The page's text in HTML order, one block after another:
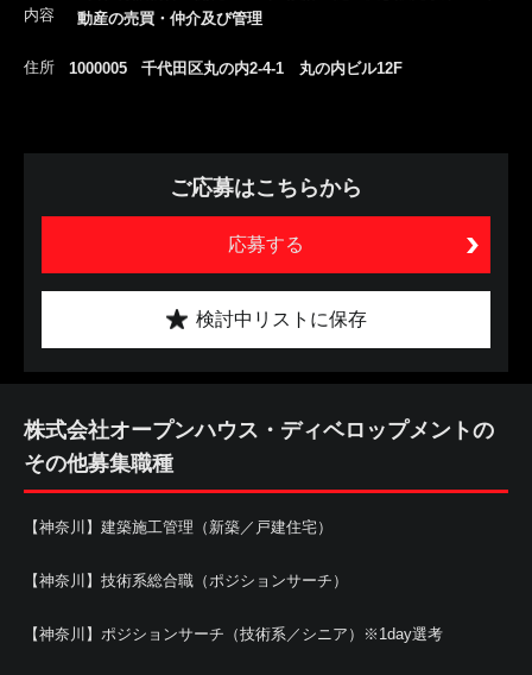
内容
動産の売買・仲介及び管理
住所 1000005 千代田区丸の内2-4-1 丸の内ビル12F
ご応募はこちらから
応募する
検討中リストに保存
株式会社オープンハウス・ディベロップメントの
その他募集職種
【神奈川】建築施工管理（新築／戸建住宅）
【神奈川】技術系総合職（ポジションサーチ）
【神奈川】ポジションサーチ（技術系／シニア）※1day選考